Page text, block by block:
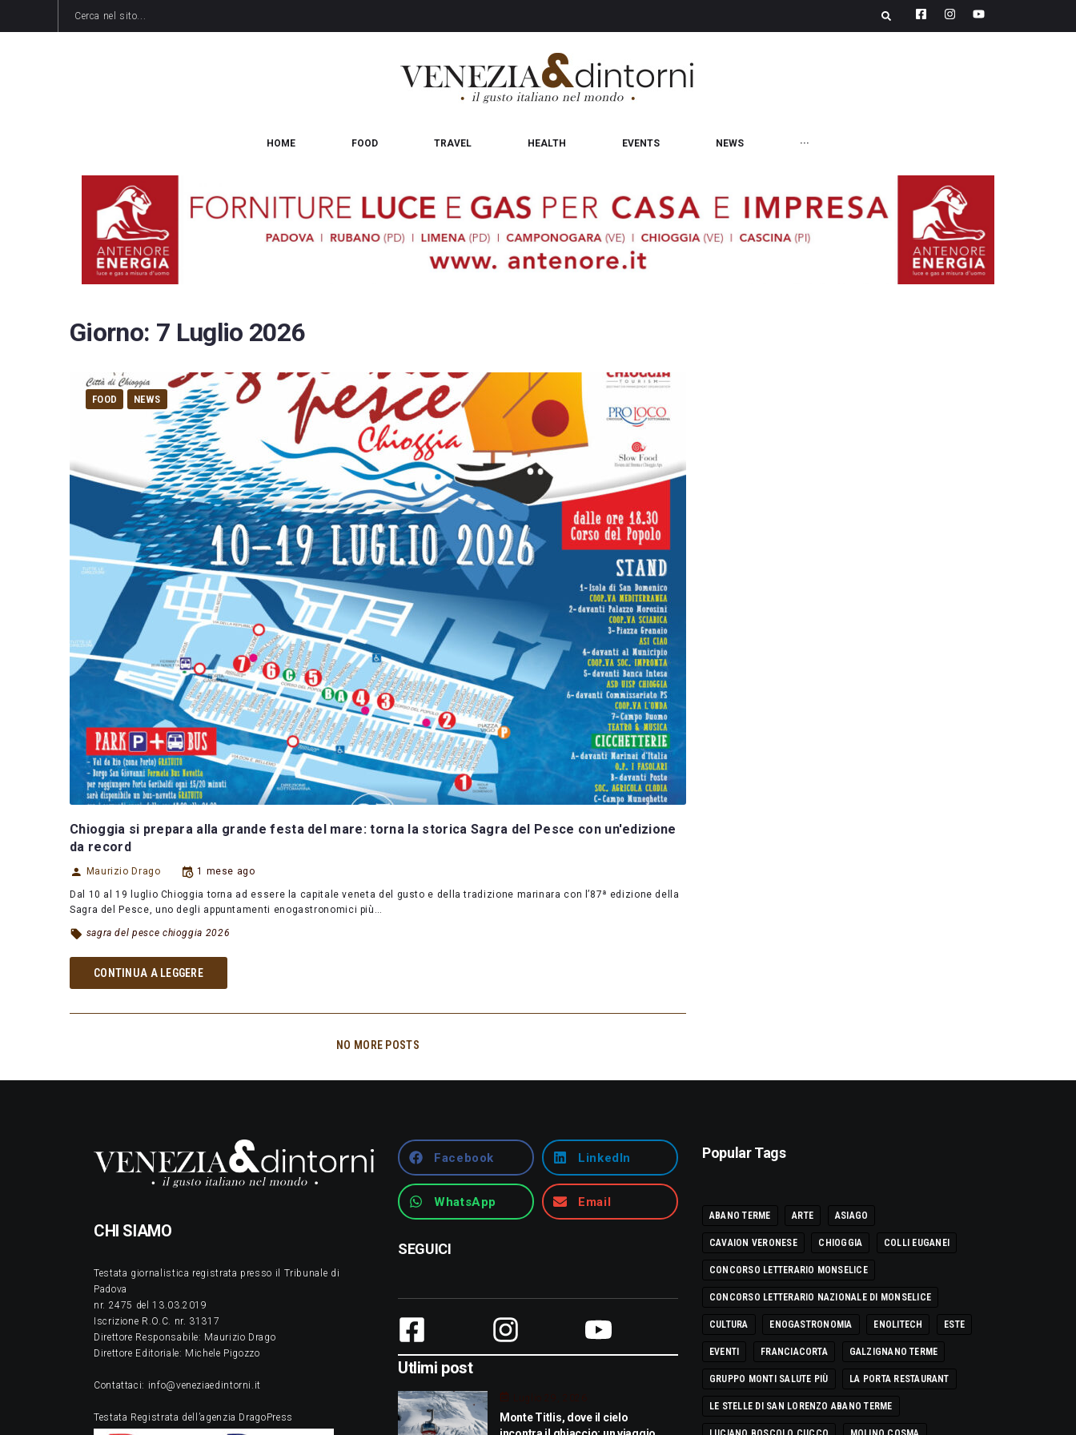
HOME FOOD TRAVEL HEALTH EVENTS NEWS ···
Giorno: 7 Luglio 2026
FOOD NEWS
Chioggia si prepara alla grande festa del mare: torna la storica Sagra del Pesce con un'edizione
da record
Maurizio Drago 1 mese ago
Dal 10 al 19 luglio Chioggia torna ad essere la capitale veneta del gusto e della tradizione marinara con l’87ª edizione della
Sagra del Pesce, uno degli appuntamenti enogastronomici più…
sagra del pesce chioggia 2026
CONTINUA A LEGGERE
NO MORE POSTS
CHI SIAMO
Testata giornalistica registrata presso il Tribunale di
Padova
nr. 2475 del 13.03.2019
Iscrizione R.O.C. nr. 31317
Direttore Responsabile: Maurizio Drago
Direttore Editoriale: Michele Pigozzo
Contattaci: info@veneziaedintorni.it
Testata Registrata dell’agenzia DragoPress
Facebook LinkedIn
WhatsApp Email
SEGUICI
Utlimi post
Luglio 29, 2026
Monte Titlis, dove il cielo
Popular Tags
ABANO TERME ARTE ASIAGO
CAVAION VERONESE CHIOGGIA COLLI EUGANEI
CONCORSO LETTERARIO MONSELICE
CONCORSO LETTERARIO NAZIONALE DI MONSELICE
CULTURA ENOGASTRONOMIA ENOLITECH ESTE
EVENTI FRANCIACORTA GALZIGNANO TERME
GRUPPO MONTI SALUTE PIÙ LA PORTA RESTAURANT
LE STELLE DI SAN LORENZO ABANO TERME